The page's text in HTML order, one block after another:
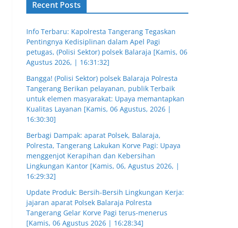
Recent Posts
Info Terbaru: Kapolresta Tangerang Tegaskan
Pentingnya Kedisiplinan dalam Apel Pagi
petugas, (Polisi Sektor) polsek Balaraja [Kamis, 06
Agustus 2026, | 16:31:32]
Bangga! (Polisi Sektor) polsek Balaraja Polresta
Tangerang Berikan pelayanan, publik Terbaik
untuk elemen masyarakat: Upaya memantapkan
Kualitas Layanan [Kamis, 06 Agustus, 2026 |
16:30:30]
Berbagi Dampak: aparat Polsek, Balaraja,
Polresta, Tangerang Lakukan Korve Pagi: Upaya
menggenjot Kerapihan dan Kebersihan
Lingkungan Kantor [Kamis, 06, Agustus 2026, |
16:29:32]
Update Produk: Bersih-Bersih Lingkungan Kerja:
jajaran aparat Polsek Balaraja Polresta
Tangerang Gelar Korve Pagi terus-menerus
[Kamis, 06 Agustus 2026 | 16:28:34]